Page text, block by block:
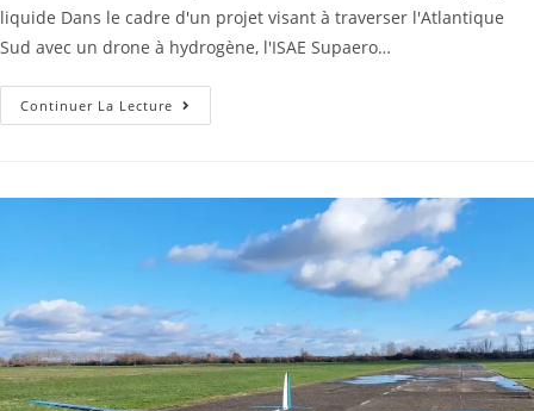
liquide Dans le cadre d'un projet visant à traverser l'Atlantique
Sud avec un drone à hydrogène, l'ISAE Supaero…
Continuer La Lecture